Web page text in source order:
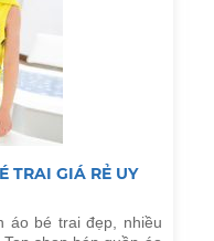
TRAI GIÁ RẺ UY
áo bé trai đẹp, nhiều